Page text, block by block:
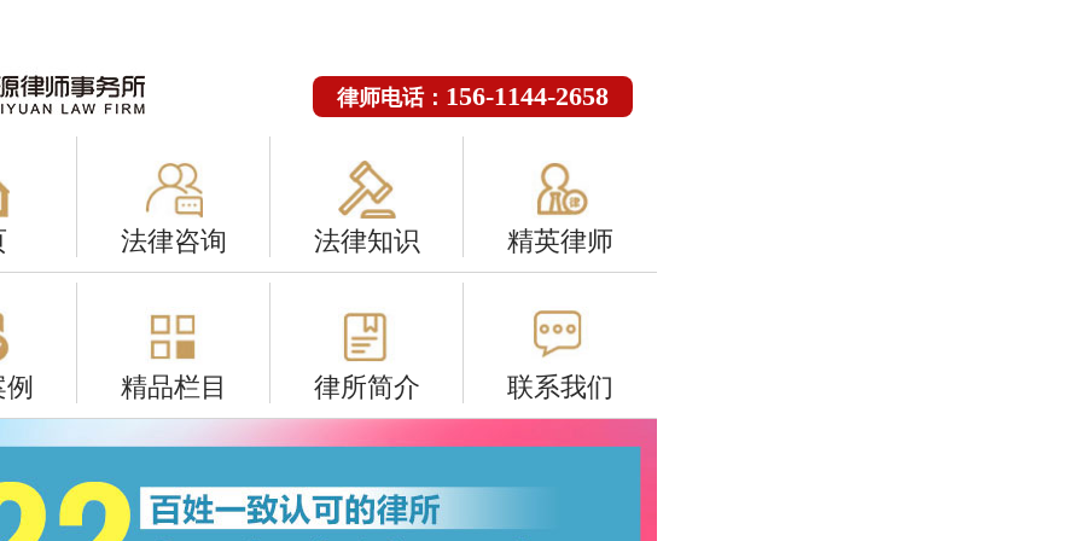
律师电话： 156-1144-2658
法律咨询 法律知识 精英律师
精品栏目 律所简介 联系我们